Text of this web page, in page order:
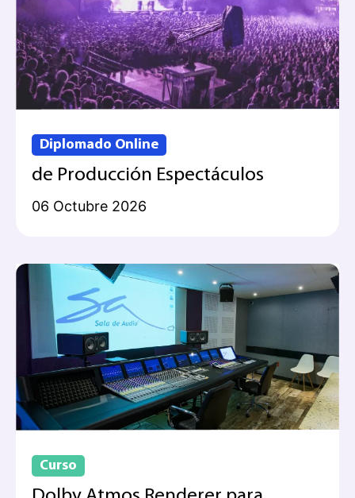
Diplomado Online
de Producción Espectáculos
06 Octubre 2026
Curso